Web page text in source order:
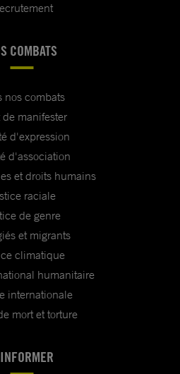
COMBATS
nos combats
de manifester
d'expression
d'association
et droits humains
raciale
de genre
et migrants
climatique
humanitaire
internationale
mort et torture